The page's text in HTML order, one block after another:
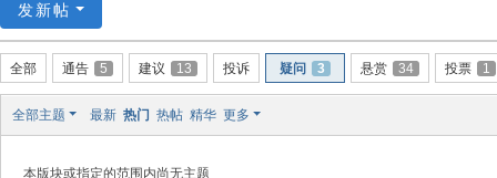
-
追
求
极
发新帖
全部 通告 5 建议 13 投诉 疑问 3 悬赏 34 投票 1
全部主题 最新 热门 热帖 精华 更多
本版块或指定的范围内尚无主题